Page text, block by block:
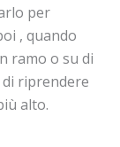
per
, quando
ramo o su di
riprendere
alto.